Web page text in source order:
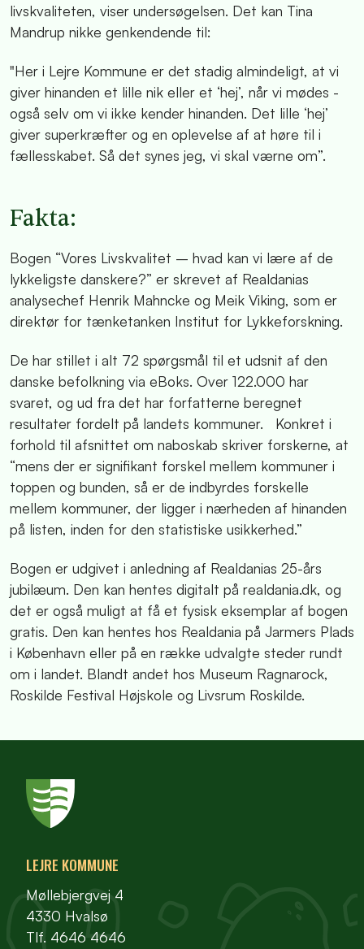
livskvaliteten, viser undersøgelsen. Det kan Tina
Mandrup nikke genkendende til:
"Her i Lejre Kommune er det stadig almindeligt, at vi
giver hinanden et lille nik eller et ‘hej’, når vi mødes -
også selv om vi ikke kender hinanden. Det lille ‘hej’
giver superkræfter og en oplevelse af at høre til i
fællesskabet. Så det synes jeg, vi skal værne om”.
Fakta:
Bogen “Vores Livskvalitet – hvad kan vi lære af de
lykkeligste danskere?” er skrevet af Realdanias
analysechef Henrik Mahncke og Meik Viking, som er
direktør for tænketanken Institut for Lykkeforskning.
De har stillet i alt 72 spørgsmål til et udsnit af den
danske befolkning via eBoks. Over 122.000 har
svaret, og ud fra det har forfatterne beregnet
resultater fordelt på landets kommuner. Konkret i
forhold til afsnittet om naboskab skriver forskerne, at
“mens der er signifikant forskel mellem kommuner i
toppen og bunden, så er de indbyrdes forskelle
mellem kommuner, der ligger i nærheden af hinanden
på listen, inden for den statistiske usikkerhed.”
Bogen er udgivet i anledning af Realdanias 25-års
jubilæum. Den kan hentes digitalt på realdania.dk, og
det er også muligt at få et fysisk eksemplar af bogen
gratis. Den kan hentes hos Realdania på Jarmers Plads
i København eller på en række udvalgte steder rundt
om i landet. Blandt andet hos Museum Ragnarock,
Roskilde Festival Højskole og Livsrum Roskilde.
LEJRE KOMMUNE
Møllebjergvej 4
4330 Hvalsø
Tlf. 4646 4646